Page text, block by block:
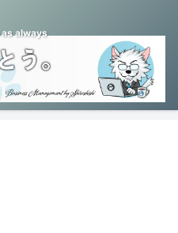
always